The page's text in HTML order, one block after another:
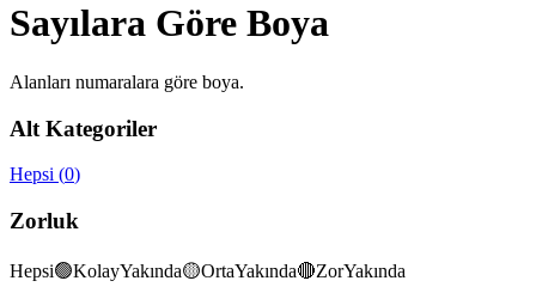
Sayılara Göre Boya
Alanları numaralara göre boya.
Alt Kategoriler
Hepsi (0)
Zorluk
Hepsi🟢KolayYakında🟡OrtaYakında🔴ZorYakında